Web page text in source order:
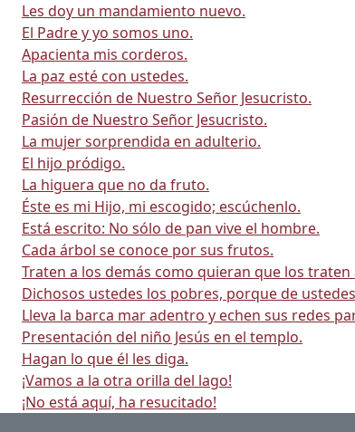
Les doy un mandamiento nuevo.
El Padre y yo somos uno.
Apacienta mis corderos.
La paz esté con ustedes.
Resurrección de Nuestro Señor Jesucristo.
Pasión de Nuestro Señor Jesucristo.
La mujer sorprendida en adulterio.
El hijo pródigo.
La higuera que no da fruto.
Éste es mi Hijo, mi escogido; escúchenlo.
Está escrito: No sólo de pan vive el hombre.
Cada árbol se conoce por sus frutos.
Traten a los demás como quieran que los traten
Dichosos ustedes los pobres, porque de
Lleva la barca mar adentro y echen sus redes
Presentación del niño Jesús en el templo.
Hagan lo que él les diga.
¡Vamos a la otra orilla del lago!
¡No está aquí, ha resucitado!